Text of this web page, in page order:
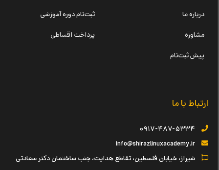
درباره ما
مشاوره
پیش ثبت‌نام
ثبت‌نام دوره آموزشی
پرداخت اقساطی
ارتباط با ما
۰۹۱۷-۴۸۷-۵۳۳۴
info@shirazlinuxacademy.ir
شیراز، خیابان فلسطین، تقاطع هدایت، جنب ساختمان دکتر سعادتی